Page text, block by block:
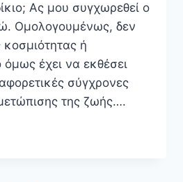
Ας μου συγχωρεθεί ο
Ομολογουμένως, δεν
κοσμιότητας ή
όμως έχει να εκθέσει
σύγχρονες
της ζωής….